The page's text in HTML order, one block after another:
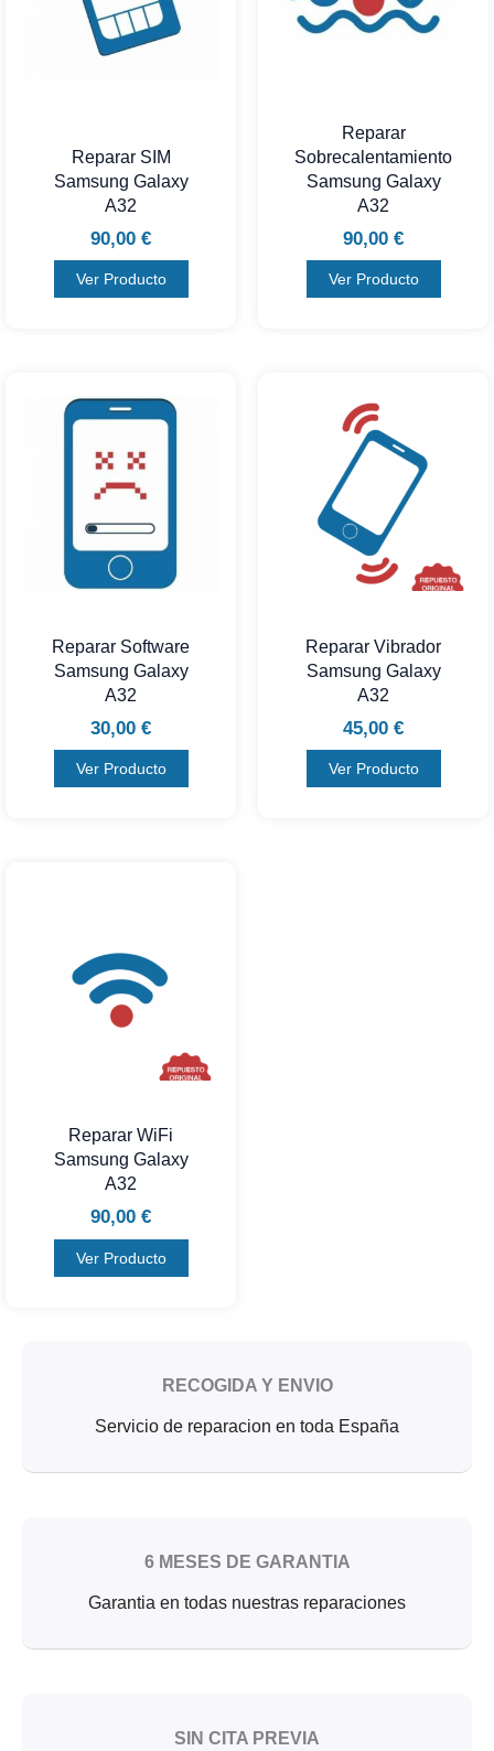
Reparar SIM
Samsung Galaxy
A32
90,00 €
Ver Producto
Reparar
Sobrecalentamiento
Samsung Galaxy
A32
90,00 €
Ver Producto
Reparar Software
Samsung Galaxy
A32
30,00 €
Ver Producto
Reparar Vibrador
Samsung Galaxy
A32
45,00 €
Ver Producto
Reparar WiFi
Samsung Galaxy
A32
90,00 €
Ver Producto
RECOGIDA Y ENVIO
Servicio de reparacion en toda España
6 MESES DE GARANTIA
Garantia en todas nuestras reparaciones
SIN CITA PREVIA